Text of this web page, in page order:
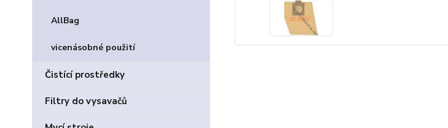
AllBag
vicenásobné použití
Čistící prostředky
Filtry do vysavačů